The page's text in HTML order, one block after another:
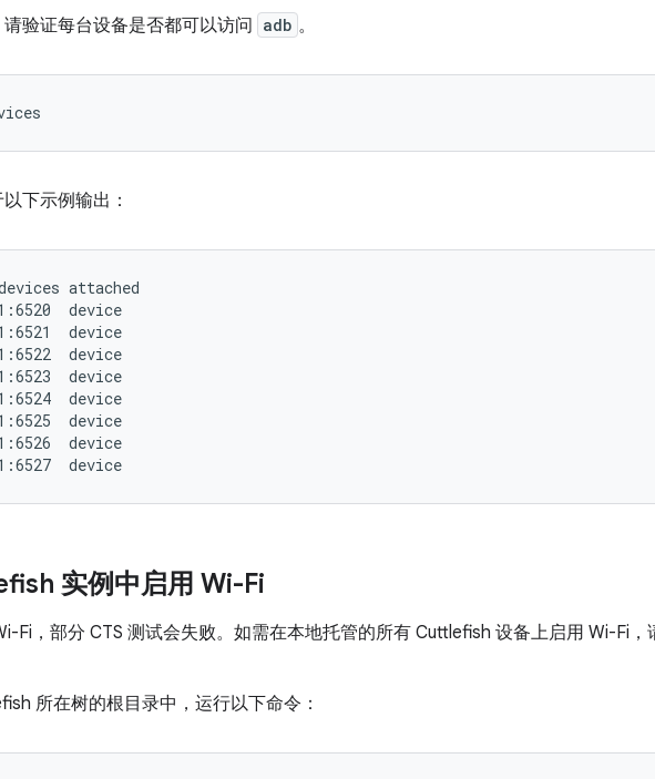
验证每台设备是否都可以访问 adb 。
下示例输出：
attached
device
device
device
device
device
device
device
实例中启用 Wi-Fi
Fi，部分 CTS 测试会失败。如需在本地托管的所有 Cuttlefish 设备上启用 Wi-Fi，
所在树的根目录中，运行以下命令：